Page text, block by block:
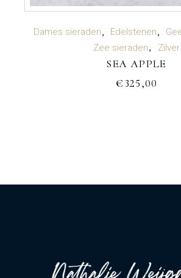
TOEVOEGEN AAN
Dames sieraden Edelstenen
Zee sieraden
Zilver
SEA APPLE
€325,00